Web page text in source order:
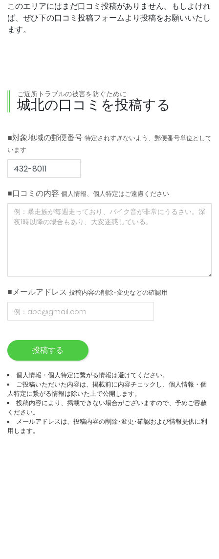
このエリアにはまだ口コミ投稿がありません。もしよけれ
ば、ぜひ下の口コミ投稿フォームより投稿をお願いいたし
ます。
ご近所トラブルの被害を防ぐために
城北の口コミを投稿する
■対象地域の郵便番号 特定されすぎないよう、郵便番号単位として
います
■口コミの内容 個人情報、個人特定はご遠慮ください
■メールアドレス 投稿内容の削除･変更などの確認用
投稿する
個人情報・個人特定に繋がる情報は避けてください。
ご投稿いただいた内容は、掲載前に内容チェックし、個人情報・個
人特定に繋がる情報は除いた上で公開します。
投稿内容により、掲載できない場合がございますので、予めご容赦
ください。
メールアドレスは、投稿内容の削除･変更･確認および情報提供に利
用します。